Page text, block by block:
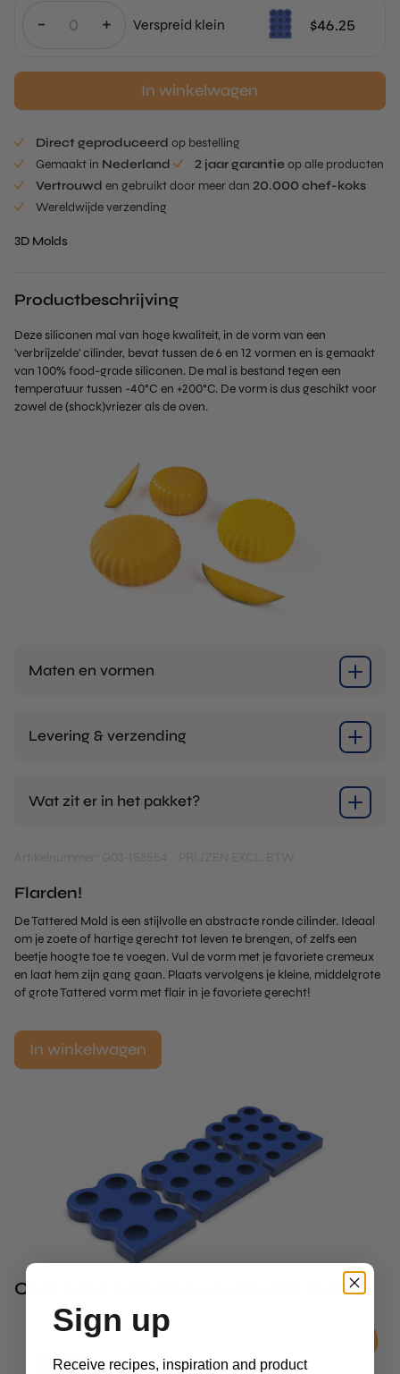
- + Verspreid klein $46.25
In winkelwagen
Direct geproduceerd op bestelling
Gemaakt in Nederland 2 jaar garantie op alle producten
Vertrouwd en gebruikt door meer dan 20.000 chef-koks
Wereldwijde verzending
3D Molds
Productbeschrijving
Deze siliconen mal van hoge kwaliteit, in de vorm van een
'verbrijzelde' cilinder, bevat tussen de 6 en 12 vormen en is gemaakt
van 100% food-grade siliconen. De mal is bestand tegen een
temperatuur tussen -40°C en +200°C. De vorm is dus geschikt voor
zowel de (shock)vriezer als de oven.
Maten en vormen
Levering & verzending
Wat zit er in het pakket?
Flarden!
De Tattered Mold is een stijlvolle en abstracte ronde cilinder. Ideaal
om je zoete of hartige gerecht tot leven te brengen, of zelfs een
beetje hoogte toe te voegen. Vul de vorm met je favoriete cremeux
en laat hem zijn gang gaan. Plaats vervolgens je kleine, middelgrote
of grote Tattered vorm met flair in je favoriete gerecht!
In winkelwagen
Chef-koks combineren dit vaak met
2D Molds
Sign up
Receive recipes, inspiration and product